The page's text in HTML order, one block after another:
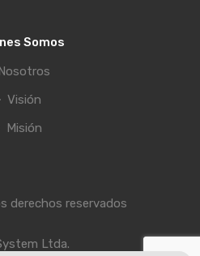
Somos
Nosotros
Visión
Misión
derechos reservados
Ltda.